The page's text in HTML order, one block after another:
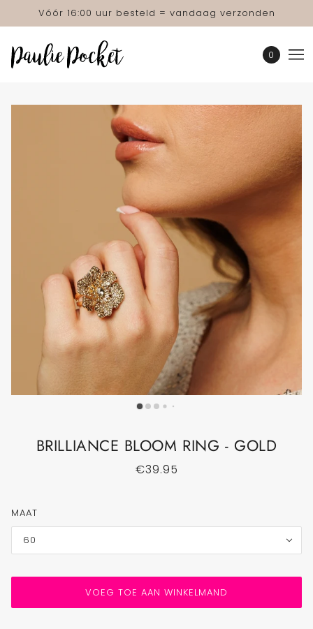
Vóór 16:00 uur besteld = vandaag verzonden
0
BRILLIANCE BLOOM RING - GOLD
€39.95
MAAT
60
VOEG TOE AAN WINKELMAND